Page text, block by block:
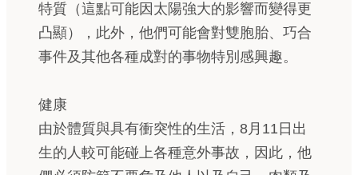
特質（這點可能因太陽強大的影響而變得更
凸顯），此外，他們可能會對雙胞胎、巧合
事件及其他各種成對的事物特別感興趣。
健康
由於體質與具有衝突性的生活，8月11日出
生的人較可能碰上各種意外事故，因此，他